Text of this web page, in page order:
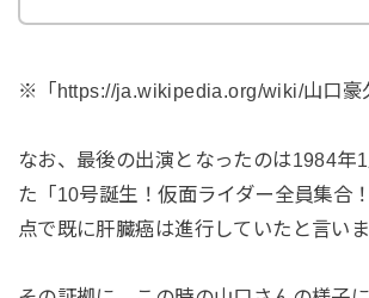
※「https://ja.wikipedia.org/wiki/山口豪
なお、最後の出演となったのは1984年
た「10号誕生！仮面ライダー全員集合
点で既に肝臓癌は進行していたと言いま